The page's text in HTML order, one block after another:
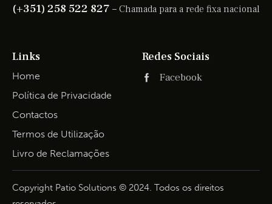
(+351) 258 522 827 – Chamada para a rede fixa nacional
Links
Home
Política de Privacidade
Contactos
Termos de Utilização
Livro de Reclamações
Redes Sociais
Facebook
Copyright Patio Solutions © 2024. Todos os direitos